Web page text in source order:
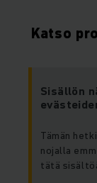
Katso
Sisällön
Tämän
nojalla
tätä